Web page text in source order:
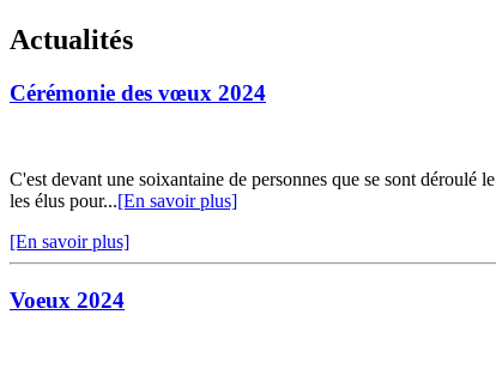
Actualités
Cérémonie des vœux 2024
C'est devant une soixantaine de personnes que se sont
les élus pour...[En savoir plus]
[En savoir plus]
Voeux 2024